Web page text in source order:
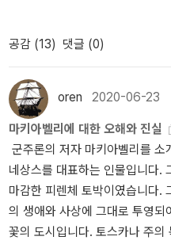
레스의 <시학>은 최근 번역출
은 것으로 알려진 <장자>국내에
나가 미쓰지의 책인데, 저자는
입니다. 그가 지은 장자 입문서
저자의 깔끔하고 깊이 있는 장자
한 장자를 이해하는 데 큰 도움
있는 <장자 내편> 해제를 통해
수 있으니, 꼭 읽어볼 책입니다.
로 번역되어 있으니 참조. 한국
쓴 해설서이므로 전호근 선생의
제붑 즉 바알을 뜻하는 것으로
다. 골딩은 비행기가 추락하고
마가 되어가는 모습을 그렸다.
함을 이야기한다.나무위키: 바알
레흐만은 바알의 멸칭인 파리 대
거처의 주인(the master of high
흐만은 실제로 소년들이 무인도
금해했다. 알코올중독자에 우울
던 윌리엄 골딩이 지어낸 이 이
찾아보기로 했다. 유사한 사건을
들이 낚시하기 위해 배를 타고
70년대 초반의 이 시기를 사람
나의 집단적 감정으로 시계추처
의 구절과 관련이 있는데 “다른
는 것만으로도 내 상황이 실제로
상황이 더 나빠진 것으로 느낄
이동한다. ‘터널 효과’ 820 라로슈푸코의 <<회고록>>. 보상이 곧 올
것이라거나 마땅히 와야 할 보
인 발명과 반전)은 감정을 뒤집
순간, 1960년대의 ‘관용적인’
가 사라지면서 1970년대에는
운 것은 불안정성이 아니라 “굉
공감 (13) 댓글 (0)
oren 2020-06-23
마키아벨리에 대한 오해와 진실
군주론의 저자 마키아벨리를 소
네상스를 대표하는 인물입니다.
마감한 피렌체 토박이였습니다.
의 생애와 사상에 그대로 투영
꽃의 도시입니다. 토스카나 주